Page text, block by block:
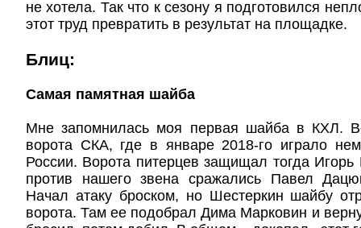
не хотела. Так что к сезону я подготовился
этот труд превратить в результат на площадке.
Блиц:
Самая памятная шайба
Мне запомнилась моя первая шайба в КХЛ.
ворота СКА, где в январе 2018-го играло
России. Ворота питерцев защищал тогда
против нашего звена сражались Павел
Начал атаку броском, но Шестеркин шайбу
ворота. Там ее подобрал Дима Марковин и